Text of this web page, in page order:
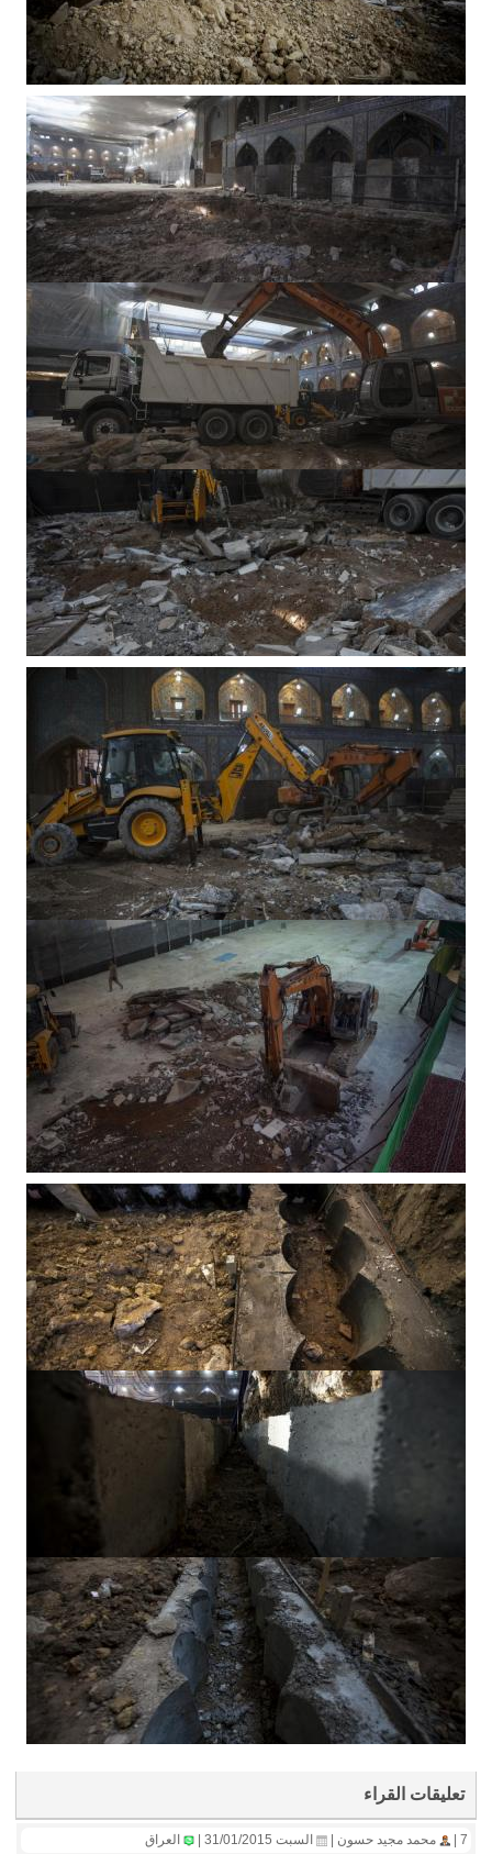
تعليقات القراء
7 | محمد مجيد حسون | السبت 31/01/2015 | العراق